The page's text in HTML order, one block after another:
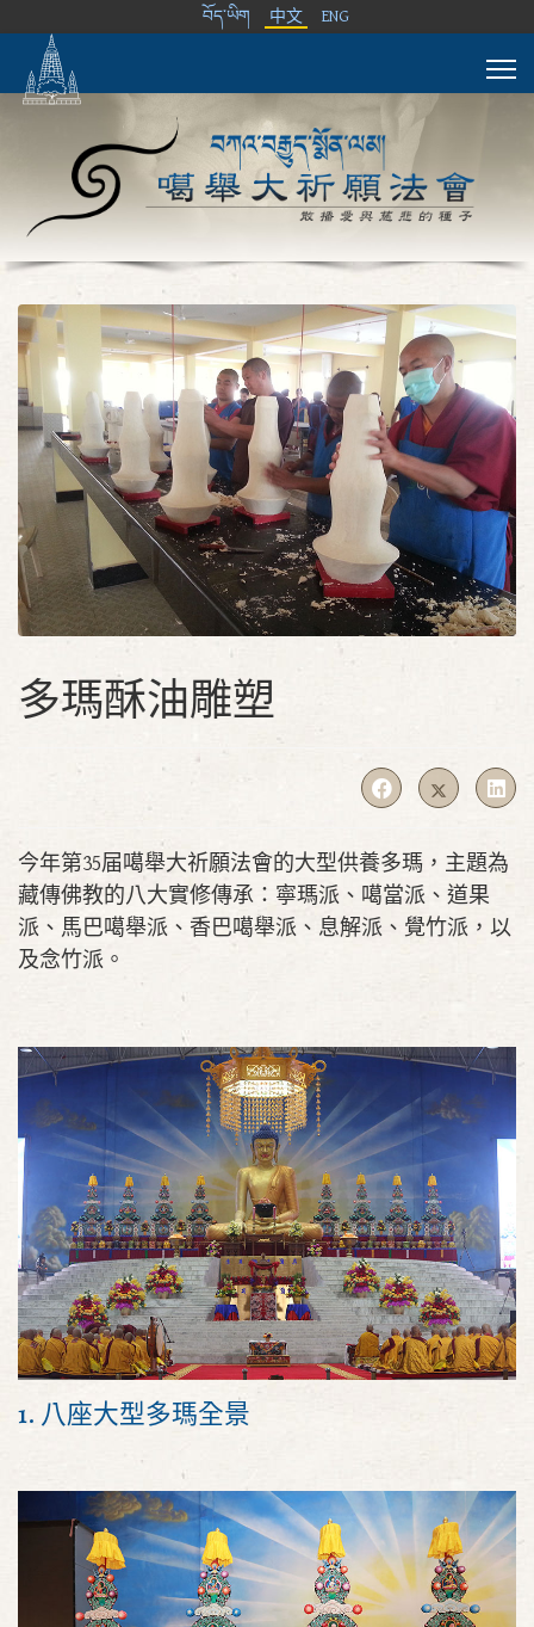
བོད་ཡིག 中文 ENG
多瑪酥油雕塑
今年第35届噶舉大祈願法會的大型供養多瑪，主題為
藏傳佛教的八大實修傳承：寧瑪派、噶當派、道果
派、馬巴噶舉派、香巴噶舉派、息解派、覺竹派，以
及念竹派。
1. 八座大型多瑪全景